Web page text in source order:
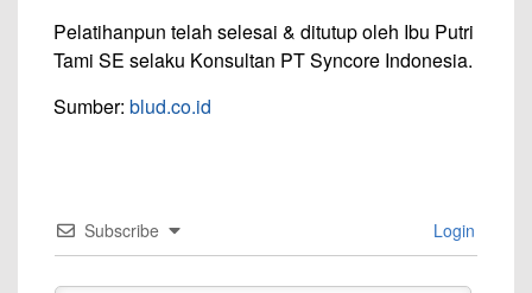
Pelatihanpun telah selesai & ditutup oleh Ibu Putri
Tami SE selaku Konsultan PT Syncore Indonesia.
Sumber: blud.co.id
Subscribe Login